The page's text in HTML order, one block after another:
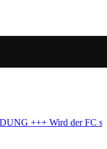
der FC schwach?BVB